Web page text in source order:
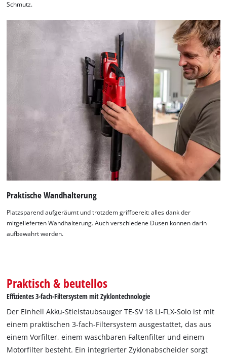
Schmutz.
Praktische Wandhalterung
Platzsparend aufgeräumt und trotzdem griffbereit: alles dank der
mitgelieferten Wandhalterung. Auch verschiedene Düsen können darin
aufbewahrt werden.
Praktisch & beutellos
Effizientes 3-fach-Filtersystem mit Zyklontechnologie
Der Einhell Akku-Stielstaubsauger TE-SV 18 Li-FLX-Solo ist mit
einem praktischen 3-fach-Filtersystem ausgestattet, das aus
einem Vorfilter, einem waschbaren Faltenfilter und einem
Motorfilter besteht. Ein integrierter Zyklonabscheider sorgt